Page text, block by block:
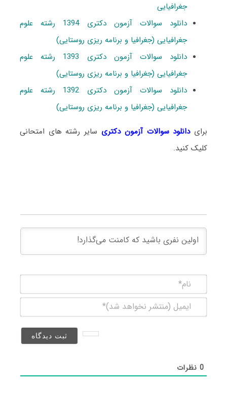
جغرافیایی
دانلود سوالات آزمون دکتری 1394 رشته علوم
جغرافیایی (جغرافیا و برنامه ریزی روستایی)
دانلود سوالات آزمون دکتری 1393 رشته علوم
جغرافیایی (جغرافیا و برنامه ریزی روستایی)
دانلود سوالات آزمون دکتری 1392 رشته علوم
جغرافیایی (جغرافیا و برنامه ریزی روستایی)
برایدانلود سوالات آزمون دکتری سایر رشته های امتحانی
کلیک کنید.
(منتشر
0نظرات